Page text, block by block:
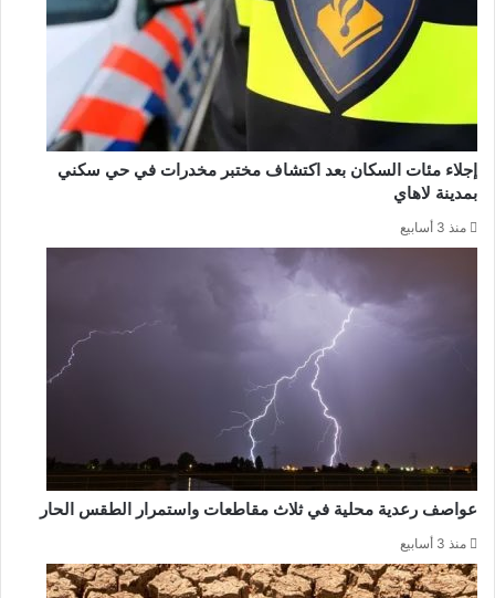
إجلاء مئات السكان بعد اكتشاف مختبر مخدرات في حي سكني
بمدينة لاهاي
منذ 3 أسابيع
عواصف رعدية محلية في ثلاث مقاطعات واستمرار الطقس الحار
منذ 3 أسابيع